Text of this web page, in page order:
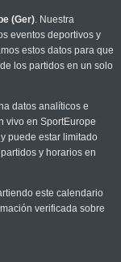
(Ger). Nuestra
eventos deportivos y
estos datos para que
los partidos en un solo
datos analíticos e
vivo en SportEurope
puede estar limitado
y horarios en
este calendario
verificada sobre